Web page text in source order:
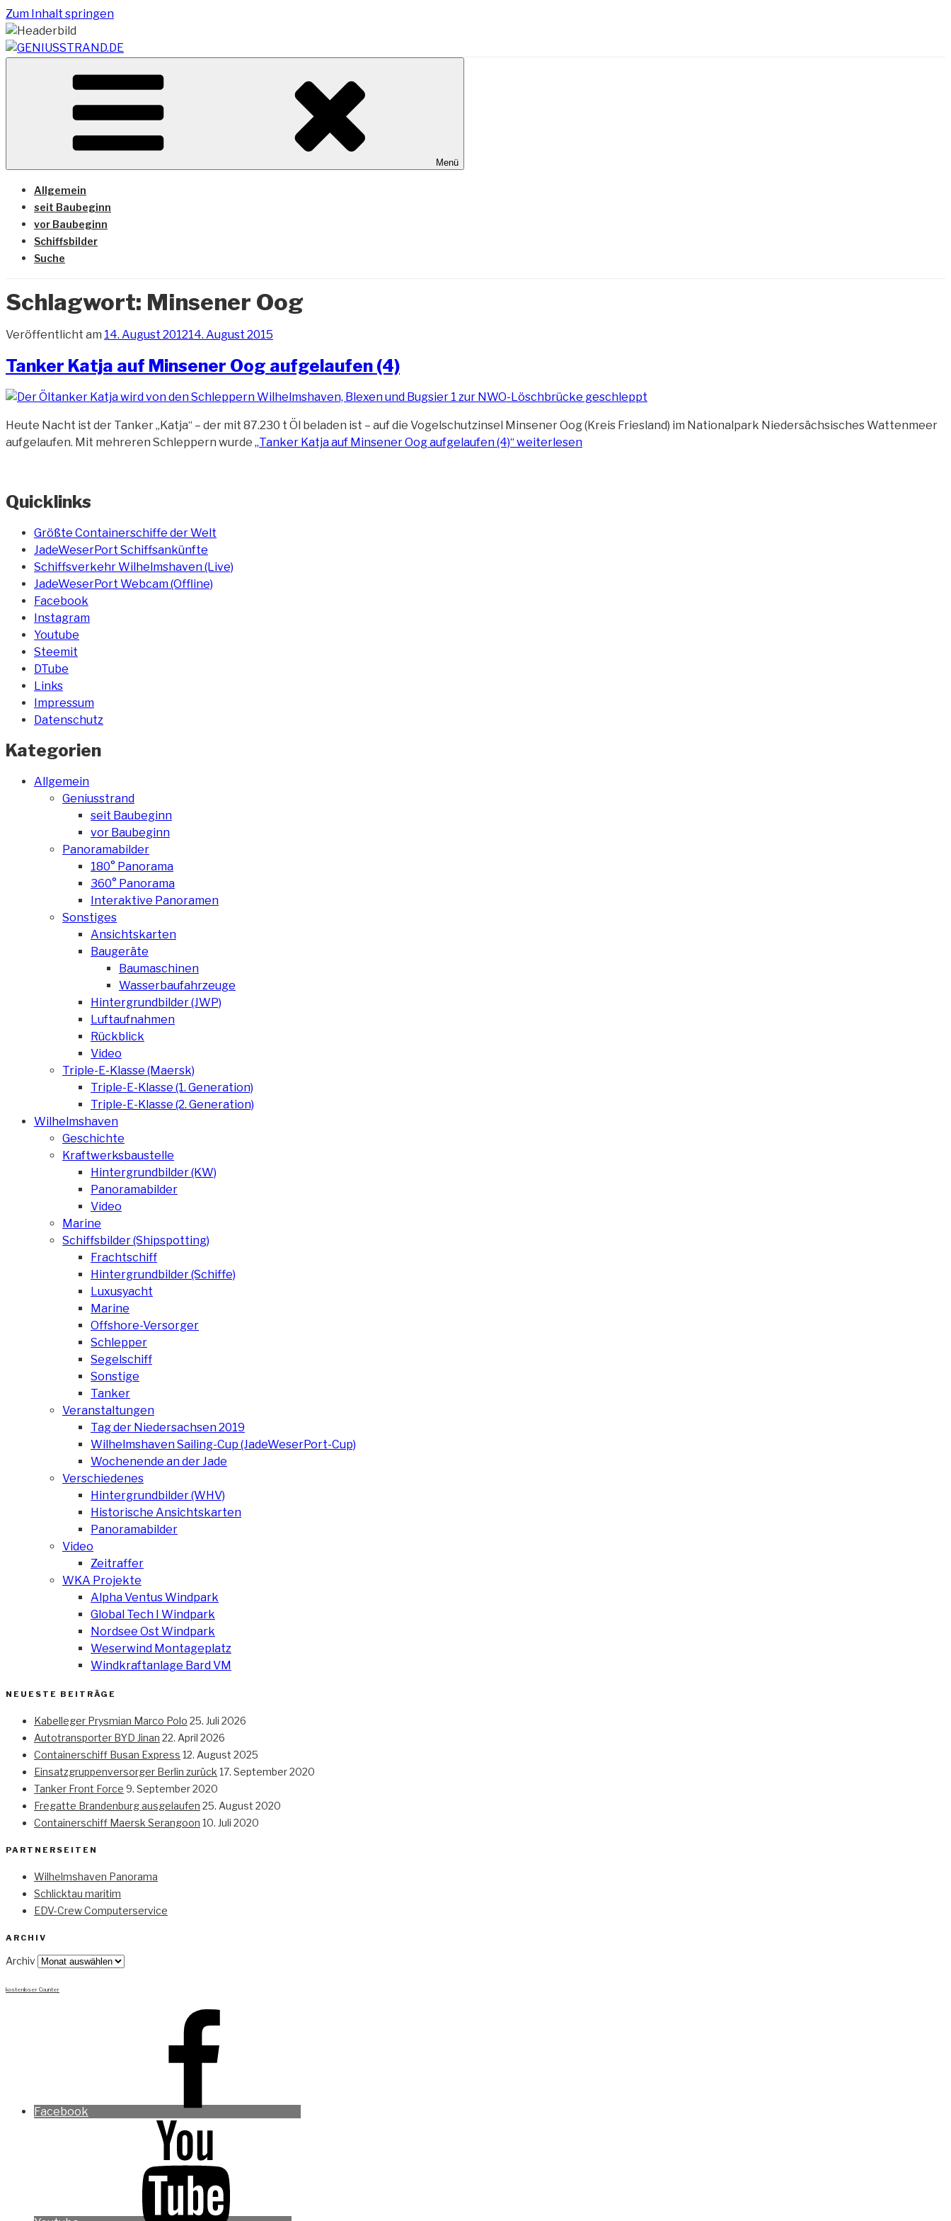
Zum Inhalt springen
GENIUSSTRAND.DE
Vom Geniusstrand zum JadeWeserPort/Container Terminal Wilhelmshaven
Menü
Allgemein
seit Baubeginn
vor Baubeginn
Schiffsbilder
Suche
Schlagwort: Minsener Oog
Veröffentlicht am 14. August 201214. August 2015
Tanker Katja auf Minsener Oog aufgelaufen (4)
Heute Nacht ist der Tanker „Katja“ – der mit 87.230 t Öl beladen ist – auf die Vogelschutzinsel Minsener Oog (Kreis Friesland) im Nationalpark Niedersächsisches Wattenmeer
aufgelaufen. Mit mehreren Schleppern wurde „Tanker Katja auf Minsener Oog aufgelaufen (4)“weiterlesen
Quicklinks
Größte Containerschiffe der Welt
JadeWeserPort Schiffsankünfte
Schiffsverkehr Wilhelmshaven (Live)
JadeWeserPort Webcam (Offline)
Facebook
Instagram
Youtube
Steemit
DTube
Links
Impressum
Datenschutz
Kategorien
Allgemein
Geniusstrand
seit Baubeginn
vor Baubeginn
Panoramabilder
180° Panorama
360° Panorama
Interaktive Panoramen
Sonstiges
Ansichtskarten
Baugeräte
Baumaschinen
Wasserbaufahrzeuge
Hintergrundbilder (JWP)
Luftaufnahmen
Rückblick
Video
Triple-E-Klasse (Maersk)
Triple-E-Klasse (1. Generation)
Triple-E-Klasse (2. Generation)
Wilhelmshaven
Geschichte
Kraftwerksbaustelle
Hintergrundbilder (KW)
Panoramabilder
Video
Marine
Schiffsbilder (Shipspotting)
Frachtschiff
Hintergrundbilder (Schiffe)
Luxusyacht
Marine
Offshore-Versorger
Schlepper
Segelschiff
Sonstige
Tanker
Veranstaltungen
Tag der Niedersachsen 2019
Wilhelmshaven Sailing-Cup (JadeWeserPort-Cup)
Wochenende an der Jade
Verschiedenes
Hintergrundbilder (WHV)
Historische Ansichtskarten
Panoramabilder
Video
Zeitraffer
WKA Projekte
Alpha Ventus Windpark
Global Tech I Windpark
Nordsee Ost Windpark
Weserwind Montageplatz
Windkraftanlage Bard VM
NEUESTE BEITRÄGE
Kabelleger Prysmian Marco Polo 25. Juli 2026
Autotransporter BYD Jinan 22. April 2026
Containerschiff Busan Express 12. August 2025
Einsatzgruppenversorger Berlin zurück 17. September 2020
Tanker Front Force 9. September 2020
Fregatte Brandenburg ausgelaufen 25. August 2020
Containerschiff Maersk Serangoon 10. Juli 2020
PARTNERSEITEN
Wilhelmshaven Panorama
Schlicktau maritim
EDV-Crew Computerservice
ARCHIV
Archiv
kostenloser Counter
Facebook